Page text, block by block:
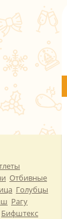
Отбивные
Голубцы
Рагу
Бифштекс